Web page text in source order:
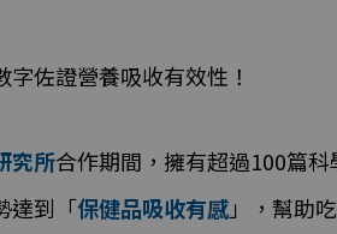
佐證營養吸收有效性！
究所合作期間，擁有超過100篇
達到「保健品吸收有感」，幫助